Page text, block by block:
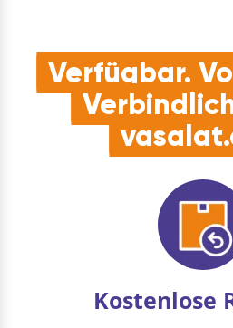
Verfügbar.
Kostenlose